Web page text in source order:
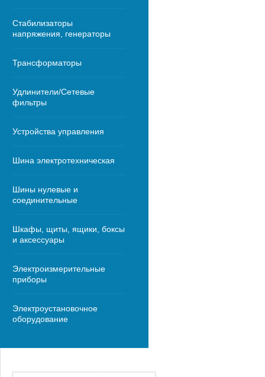
Стабилизаторы
напряжения, генераторы
Трансформаторы
Удлинители/Сетевые
фильтры
Устройства управления
Шина электротехническая
Шины нулевые и
соединительные
Шкафы, щиты, ящики, боксы
и аксессуары
Электроизмерительные
приборы
Электроустановочное
оборудование